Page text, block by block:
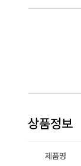
상품정보
제품명